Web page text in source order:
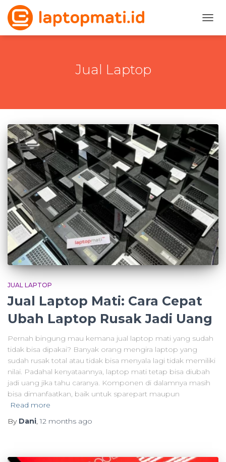
Jual Laptop
JUAL LAPTOP
Jual Laptop Mati: Cara Cepat
Ubah Laptop Rusak Jadi Uang
Pernah bingung mau kemana jual laptop mati yang sudah
tidak bisa dipakai? Banyak orang mengira laptop yang
sudah rusak total atau tidak bisa menyala lagi tidak memiliki
nilai. Padahal kenyataannya, laptop mati tetap bisa diubah
jadi uang jika tahu caranya. Komponen di dalamnya masih
bisa dimanfaatkan, baik untuk sparepart maupun
Read more
By Dani,12 months ago